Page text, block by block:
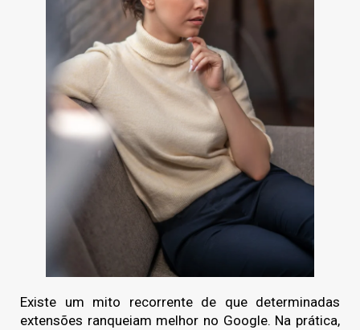
Existe um mito recorrente de que determinadas
extensões ranqueiam melhor no Google. Na prática,